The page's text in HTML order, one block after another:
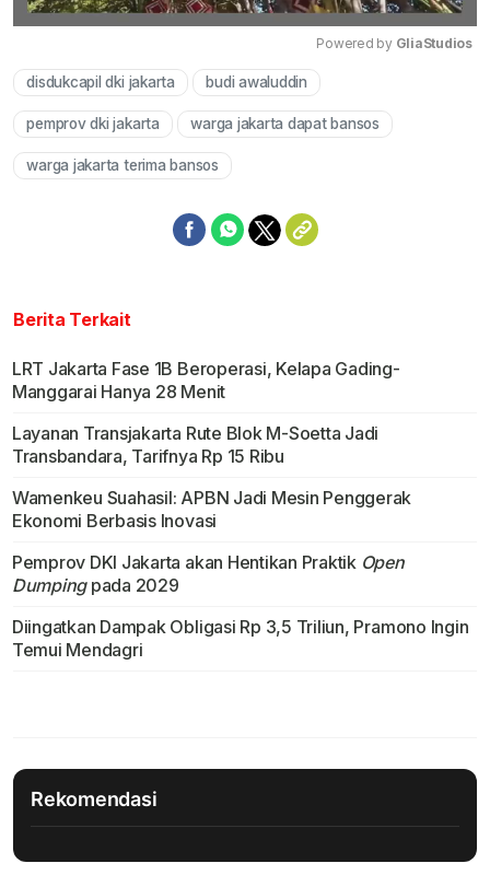
Powered by GliaStudios
disdukcapil dki jakarta budi awaluddin
pemprov dki jakarta warga jakarta dapat bansos
warga jakarta terima bansos
Berita Terkait
LRT Jakarta Fase 1B Beroperasi, Kelapa Gading-
Manggarai Hanya 28 Menit
Layanan Transjakarta Rute Blok M-Soetta Jadi
Transbandara, Tarifnya Rp 15 Ribu
Wamenkeu Suahasil: APBN Jadi Mesin Penggerak
Ekonomi Berbasis Inovasi
Pemprov DKI Jakarta akan Hentikan Praktik Open
Dumpingpada 2029
Diingatkan Dampak Obligasi Rp 3,5 Triliun, Pramono Ingin
Temui Mendagri
Rekomendasi